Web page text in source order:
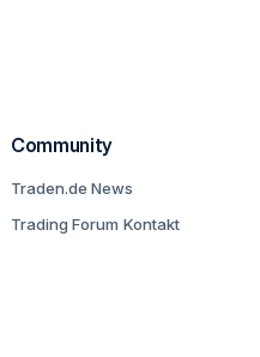
Community
Traden.de News
Trading Forum Kontakt